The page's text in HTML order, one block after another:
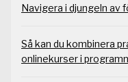
Navigera i djungeln av
Så kan du kombinera
onlinekurser i